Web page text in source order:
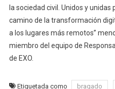
la sociedad civil. Unidos y
camino de la transformación
a los lugares más remotos”
miembro del equipo de
de EXO.
Etiquetada como bragado